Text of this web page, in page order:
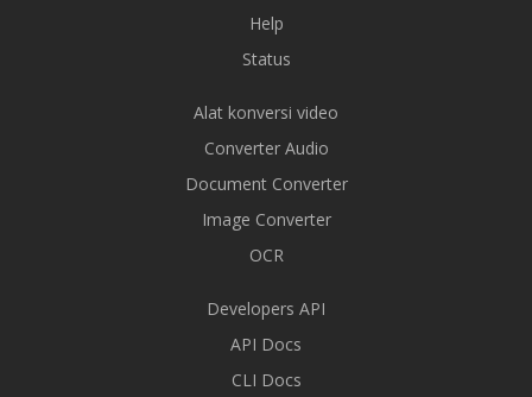
Help
Status
Alat konversi video
Converter Audio
Document Converter
Image Converter
OCR
Developers API
API Docs
CLI Docs